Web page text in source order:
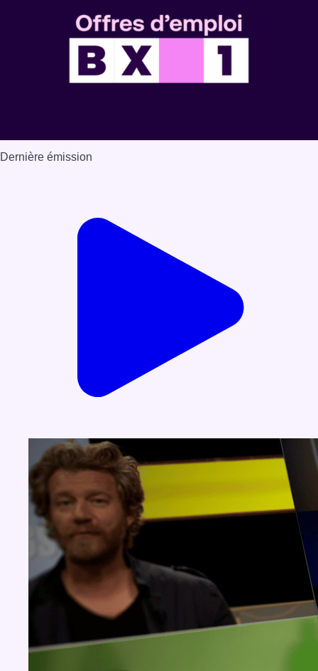
Dernière émission